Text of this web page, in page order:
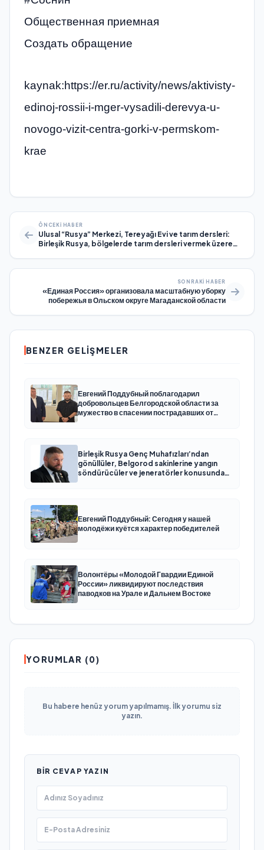
Общественная приемная
Создать обращение
kaynak:https://er.ru/activity/news/aktivisty-
edinoj-rossii-i-mger-vysadili-derevya-u-
novogo-vizit-centra-gorki-v-permskom-
krae
ÖNCEKI HABER
Ulusal “Rusya” Merkezi, Tereyağı Evi ve tarım dersleri:
Birleşik Rusya, bölgelerde tarım dersleri vermek üzere
SONRAKI HABER
«Единая Россия» организовала масштабную уборку
побережья в Ольском округе Магаданской области
BENZER GELIŞMELER
Евгений Поддубный поблагодарил
добровольцев Белгородской области за
мужество в спасении пострадавших от
Birleşik Rusya Genç Muhafızları’ndan
gönüllüler, Belgorod sakinlerine yangın
söndürücüler ve jeneratörler konusunda
Евгений Поддубный: Сегодня у нашей
молодёжи куётся характер победителей
Волонтёры «Молодой Гвардии Единой
России» ликвидируют последствия
паводков на Урале и Дальнем Востоке
YORUMLAR (0)
Bu habere henüz yorum yapılmamış. İlk yorumu siz
yazın.
BIR CEVAP YAZIN